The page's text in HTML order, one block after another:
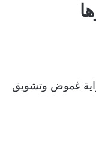
غموض وتشويق